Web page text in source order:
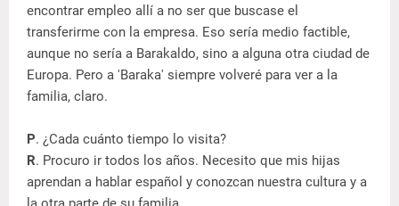
encontrar empleo allí a no ser que buscase el
transferirme con la empresa. Eso sería medio factible,
aunque no sería a Barakaldo, sino a alguna otra ciudad de
Europa. Pero a 'Baraka' siempre volveré para ver a la
familia, claro.
P. ¿Cada cuánto tiempo lo visita?
R. Procuro ir todos los años. Necesito que mis hijas
aprendan a hablar español y conozcan nuestra cultura y a